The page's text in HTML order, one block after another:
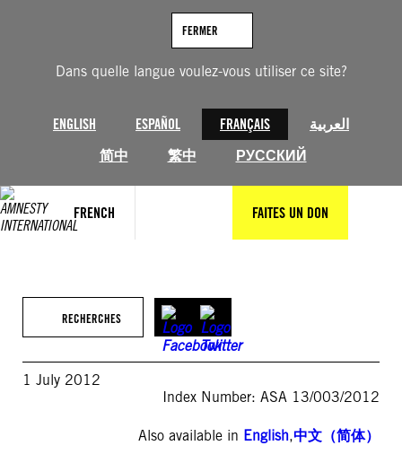
Dans quelle langue voulez-vous utiliser ce site?
ENGLISH ESPAÑOL FRANÇAIS
العربية
简中
繁中 РУССКИЙ
FERMER
FRENCH FAITES UN DON
RECHERCHES
1 July 2012
Index Number: ASA 13/003/2012
Also available in English,中文（简体）